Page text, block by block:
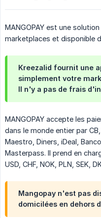
MANGOPAY est une
marketplaces et disponible
Kreezalid fournit une
simplement votre
Il n'y a pas de frais
MANGOPAY accepte les
dans le monde entier par
Maestro, Diners, iDeal,
Masterpass. Il prend en
USD, CHF, NOK, PLN, SEK,
Mangopay n'est pas
domicilées en dehors